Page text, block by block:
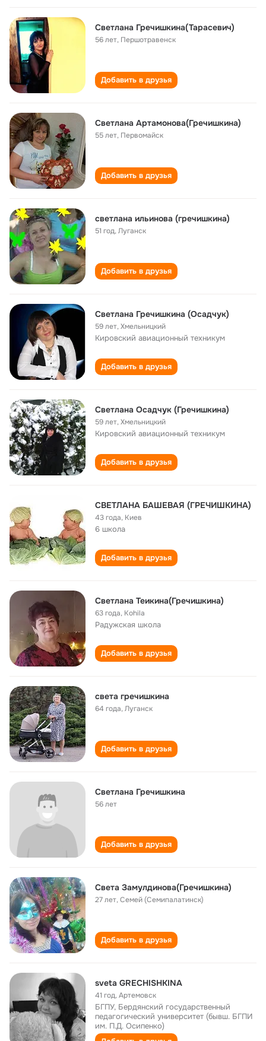
Светлана Гречишкина(Тарасевич)
56 лет, Першотравенск
Добавить в друзья
Светлана Артамонова(Гречишкина)
55 лет, Первомайск
Добавить в друзья
светлана ильинова (гречишкина)
51 год,Луганск
Добавить в друзья
Светлана Гречишкина (Осадчук)
59 лет,Хмельницкий
Кировский авиационный техникум
Добавить в друзья
Светлана Осадчук (Гречишкина)
59 лет,Хмельницкий
Кировский авиационный техникум
Добавить в друзья
СВЕТЛАНА БАШЕВАЯ (ГРЕЧИШКИНА)
43 года, Киев
6 школа
Добавить в друзья
Светлана Теикина(Гречишкина)
63 года, Kohila
Радужская школа
Добавить в друзья
света гречишкина
64 года,Луганск
Добавить в друзья
Светлана Гречишкина
56 лет
Добавить в друзья
Света Замулдинова(Гречишкина)
27 лет,Семей (Семипалатинск)
Добавить в друзья
sveta GRECHISHKINA
41 год,Артемовск
БГПУ, Бердянский государственный
педагогический университет (бывш. БГПИ
им. П.Д. Осипенко)